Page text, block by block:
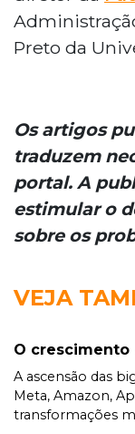
Preto da
Os artigos
traduzem
portal. A
estimular o
sobre os
VEJA
O
A ascensão das
Meta, Amazon,
transformações